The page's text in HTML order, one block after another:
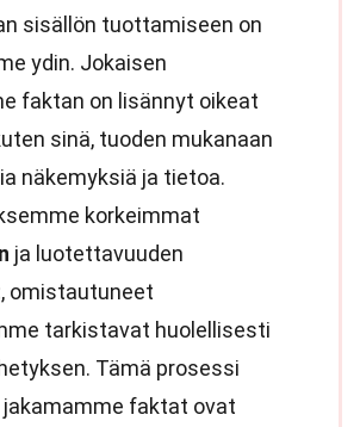
sisällön tuottamiseen on
ydin. Jokaisen
faktan on lisännyt oikeat
sinä, tuoden mukanaan
näkemyksiä ja tietoa.
korkeimmat
ja luotettavuuden
, omistautuneet
tarkistavat huolellisesti
Tämä prosessi
faktat ovat